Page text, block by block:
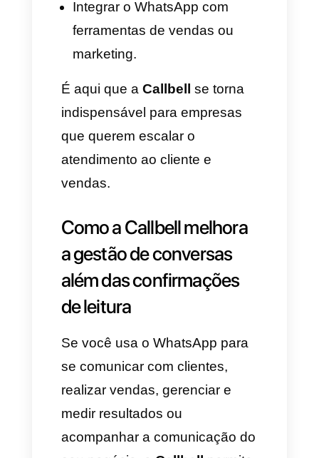
Em grupos, as confirmações
de leitura sempre
Mensagens de voz sempre
mostrarão confirmação de
leitura, mesmo com a opção
desativada.
Confirmações de leitura e
negócios: por que nem
sempre são suficientes
Embora útil pessoalmente, para
empresas as confirmações de
leitura indicam apenas se uma
mensagem foi vista, mas não